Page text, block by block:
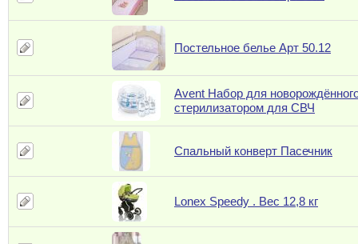
Постельное белье Арт 50.12
Avent Набор для
стерилизатором для СВЧ
Спальный конверт Пасечник
Lonex Speedy . Вес 12,8 кг